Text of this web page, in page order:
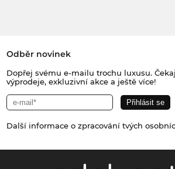
Odběr novinek
Dopřej svému e-mailu trochu luxusu.
výprodeje, exkluzivní akce a ještě více!
Další informace o zpracování tvých